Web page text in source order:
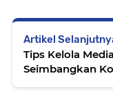
Artikel
Tips Kelola
Seimbangkan